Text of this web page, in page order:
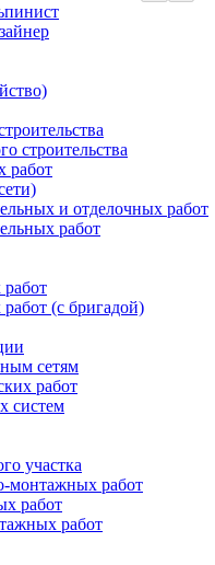
строительства
работ
и отделочных работ
работ
(с бригадой)
сетям
работ
систем
участка
монтажных работ
работ
работ